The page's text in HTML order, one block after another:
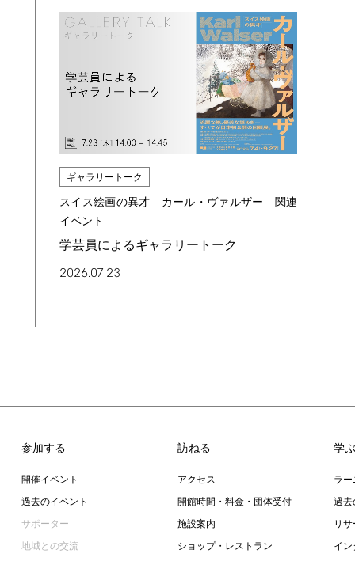
ギャラリートーク
スイス絵画の異才 カール・ヴァルザー 関連
イベント
学芸員によるギャラリートーク
2026.07.23
参加する
開催イベント
過去のイベント
サポーター
地域との交流
訪ねる
アクセス
開館時間・料金・団体受付
施設案内
ショップ・レストラン
学ぶ
ラ
過去
リ
イ